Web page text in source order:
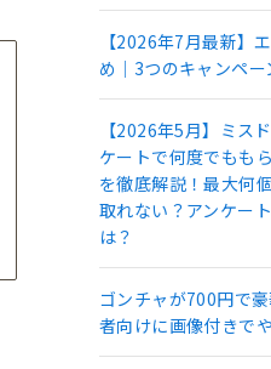
【2026年7月最新】
め｜3つのキャンペー
【2026年5月】ミス
ケートで何度でもも
を徹底解説！最大何
取れない？アンケー
は？
ゴンチャが700円で
者向けに画像付きで